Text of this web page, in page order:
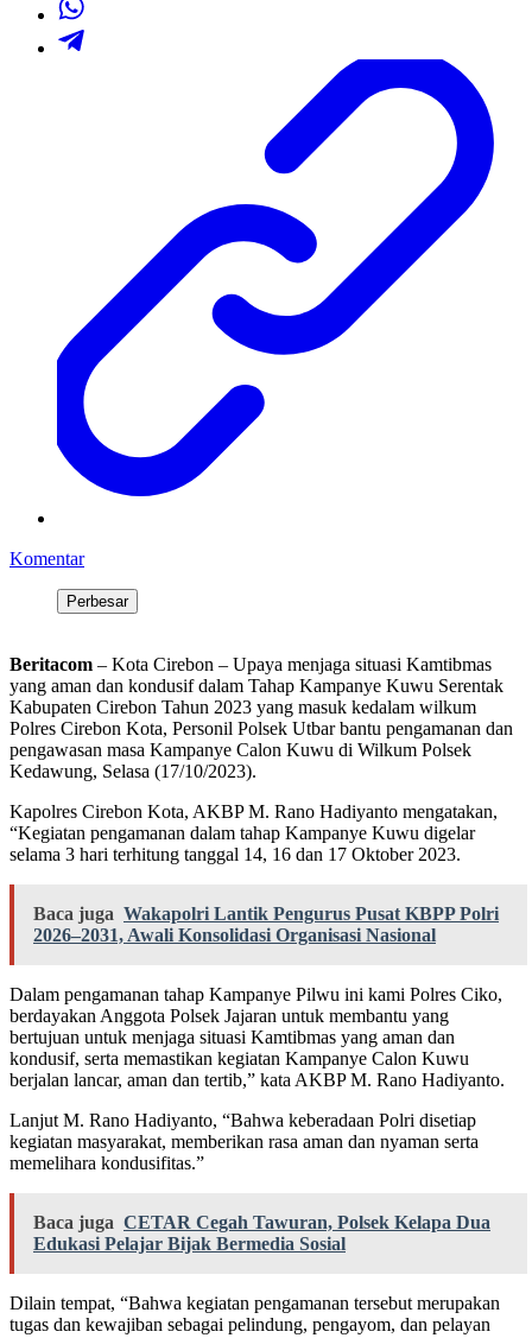
Komentar
Perbesar
Beritacom – Kota Cirebon – Upaya menjaga situasi Kamtibmas
yang aman dan kondusif dalam Tahap Kampanye Kuwu Serentak
Kabupaten Cirebon Tahun 2023 yang masuk kedalam wilkum
Polres Cirebon Kota, Personil Polsek Utbar bantu pengamanan dan
pengawasan masa Kampanye Calon Kuwu di Wilkum Polsek
Kedawung, Selasa (17/10/2023).
Kapolres Cirebon Kota, AKBP M. Rano Hadiyanto mengatakan,
“Kegiatan pengamanan dalam tahap Kampanye Kuwu digelar
selama 3 hari terhitung tanggal 14, 16 dan 17 Oktober 2023.
Baca juga Wakapolri Lantik Pengurus Pusat KBPP Polri
2026–2031, Awali Konsolidasi Organisasi Nasional
Dalam pengamanan tahap Kampanye Pilwu ini kami Polres Ciko,
berdayakan Anggota Polsek Jajaran untuk membantu yang
bertujuan untuk menjaga situasi Kamtibmas yang aman dan
kondusif, serta memastikan kegiatan Kampanye Calon Kuwu
berjalan lancar, aman dan tertib,” kata AKBP M. Rano Hadiyanto.
Lanjut M. Rano Hadiyanto, “Bahwa keberadaan Polri disetiap
kegiatan masyarakat, memberikan rasa aman dan nyaman serta
memelihara kondusifitas.”
Baca juga CETAR Cegah Tawuran, Polsek Kelapa Dua
Edukasi Pelajar Bijak Bermedia Sosial
Dilain tempat, “Bahwa kegiatan pengamanan tersebut merupakan
tugas dan kewajiban sebagai pelindung, pengayom, dan pelayan